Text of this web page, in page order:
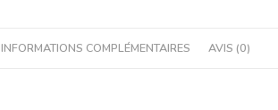
INFORMATIONS COMPLÉMENTAIRES AVIS (0)